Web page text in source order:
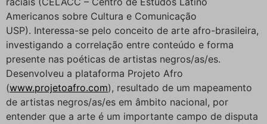
Americanos sobre Cultura e Comunicação
USP). Interessa-se pelo conceito de arte afro-brasileira,
investigando a correlação entre conteúdo e forma
presente nas poéticas de artistas negros/as/es.
Desenvolveu a plataforma Projeto Afro
(www.projetoafro.com), resultado de um mapeamento
de artistas negros/as/es em âmbito nacional, por
entender que a arte é um importante campo de disputa